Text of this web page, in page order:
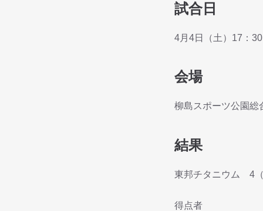
試合日
4月4日（土）17：
会場
柳島スポーツ公園総
結果
東邦チタニウム 4
得点者